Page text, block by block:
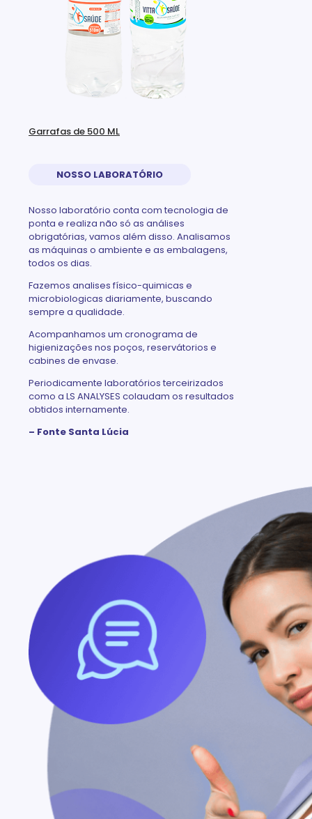
Garrafas de 500 ML
NOSSO LABORATÓRIO
Nosso laboratório conta com tecnologia de
ponta e realiza não só as análises
obrigatórias, vamos além disso. Analisamos
as máquinas o ambiente e as embalagens,
todos os dias.
Fazemos analises físico-quimicas e
microbiologicas diariamente, buscando
sempre a qualidade.
Acompanhamos um cronograma de
higienizações nos poços, reservátorios e
cabines de envase.
Periodicamente laboratórios terceirizados
como a LS ANALYSES colaudam os resultados
obtidos internamente.
– Fonte Santa Lúcia